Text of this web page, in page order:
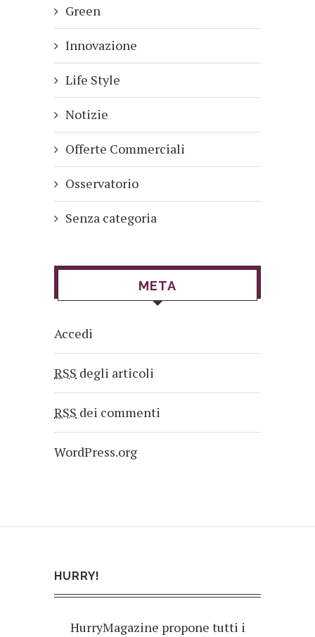
Green
Innovazione
Life Style
Notizie
Offerte Commerciali
Osservatorio
Senza categoria
META
Accedi
RSS degli articoli
RSS dei commenti
WordPress.org
HURRY!
HurryMagazine propone tutti i